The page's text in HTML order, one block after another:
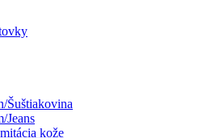
Šuštiakovina
Jeans
kože